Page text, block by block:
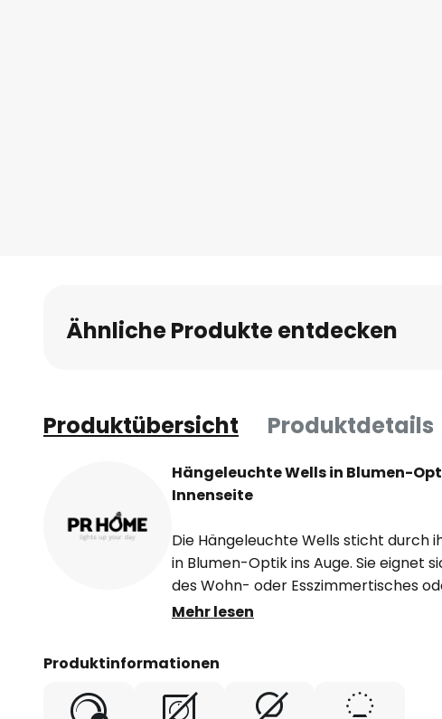
Ähnliche Produkte entdecken
Produktübersicht Produktdetails
Hängeleuchte Wells in Blumen-
Innenseite
Die Hängeleuchte Wells sticht durch
in Blumen-Optik ins Auge. Sie eignet
des Wohn- oder Esszimmertisches
handgefertigte Schirm besteht aus
warmen Schimmer sorgt. Durch das
Wohnbereich. Das Leuchtmittel ist
Mehr lesen
Produktinformationen